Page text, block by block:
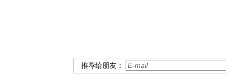
推荐给朋友：